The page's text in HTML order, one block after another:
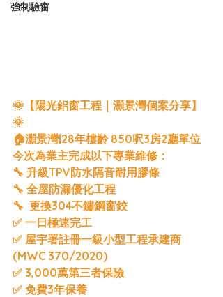
強制驗窗
🌞【陽光鋁窗工程｜灝景灣個案分享】
🌞
🏠灝景灣|28年樓齡 850呎3房2廳單位
今次為業主完成以下專業維修：
🔧 升級TPV防水隔音耐用膠條
🔧 全屋防漏優化工程
🔧  更換304不鏽鋼窗鉸
✅ 一日極速完工
✅ 屋宇署註冊一級小型工程承建商
(MWC 370/2020)
✅ 3,000萬第三者保險
✅ 免費3年保養